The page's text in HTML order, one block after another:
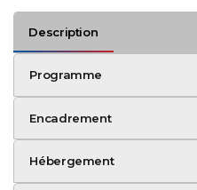
Description
Programme
Encadrement
Hébergement